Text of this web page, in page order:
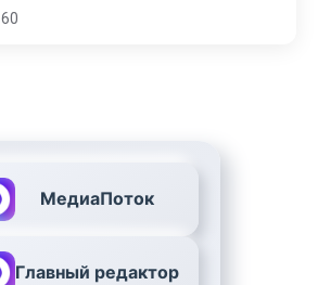
60
МедиаПоток
Главный редактор